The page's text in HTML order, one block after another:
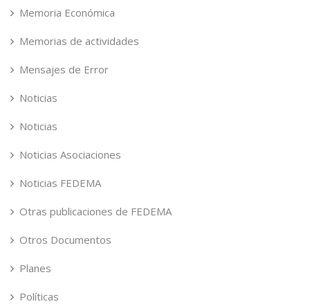
Memoria Económica
Memorias de actividades
Mensajes de Error
Noticias
Noticias
Noticias Asociaciones
Noticias FEDEMA
Otras publicaciones de FEDEMA
Otros Documentos
Planes
Políticas